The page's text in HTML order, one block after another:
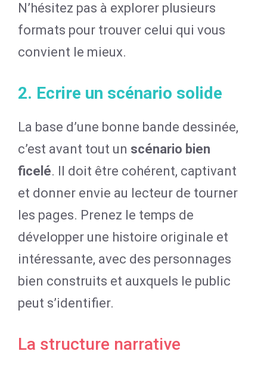
N’hésitez pas à explorer plusieurs
formats pour trouver celui qui vous
convient le mieux.
2. Ecrire un scénario solide
La base d’une bonne bande dessinée,
c’est avant tout un scénario bien
ficelé. Il doit être cohérent, captivant
et donner envie au lecteur de tourner
les pages. Prenez le temps de
développer une histoire originale et
intéressante, avec des personnages
bien construits et auxquels le public
peut s’identifier.
La structure narrative